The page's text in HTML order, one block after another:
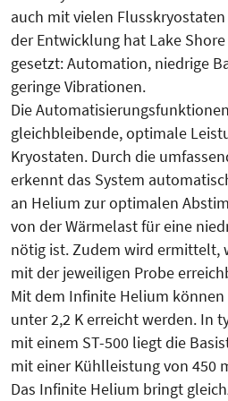
auch mit vielen
der Entwicklung hat Lake
gesetzt: Automation, niedrige
geringe Vibrationen.
Die
gleichbleibende, optimale
Kryostaten. Durch die
erkennt das System
an Helium zur optimalen
von der Wärmelast für eine
nötig ist. Zudem wird ermittelt,
mit der jeweiligen Probe
Mit dem Infinite Helium
unter 2,2 K erreicht werden. In
mit einem ST-500 liegt die
mit einer Kühlleistung von 450
Das Infinite Helium bringt